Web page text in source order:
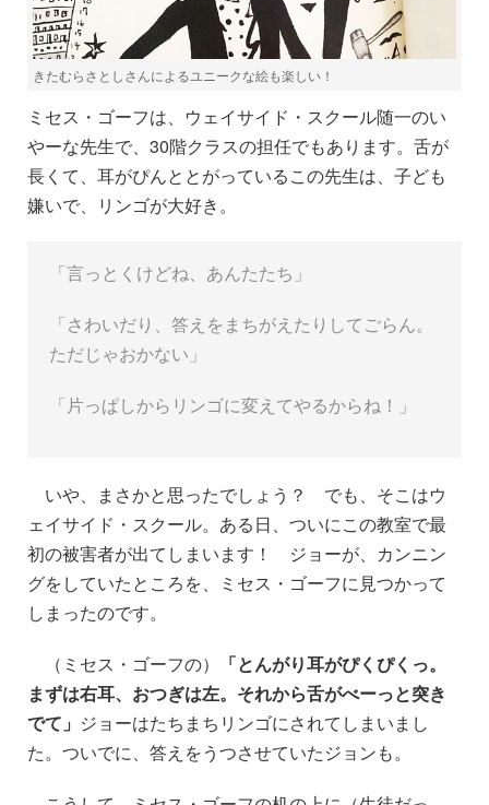
きたむらさとしさんによるユニークな絵も楽しい！
ミセス・ゴーフは、ウェイサイド・スクール随一のい
やーな先生で、30階クラスの担任でもあります。舌が
長くて、耳がぴんととがっているこの先生は、子ども
嫌いで、リンゴが大好き。
「言っとくけどね、あんたたち」
「さわいだり、答えをまちがえたりしてごらん。
ただじゃおかない」
「片っぱしからリンゴに変えてやるからね！」
いや、まさかと思ったでしょう？ でも、そこはウ
ェイサイド・スクール。ある日、ついにこの教室で最
初の被害者が出てしまいます！ ジョーが、カンニン
グをしていたところを、ミセス・ゴーフに見つかって
しまったのです。
（ミセス・ゴーフの）
「とんがり耳がぴくぴくっ。
まずは右耳、おつぎは左。それから舌がべーっと突き
でて」 ジョーはたちまちリンゴにされてしまいまし
た。ついでに、答えをうつさせていたジョンも。